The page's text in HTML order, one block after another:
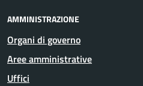
AMMINISTRAZIONE
Organi di governo
Aree amministrative
Uffici